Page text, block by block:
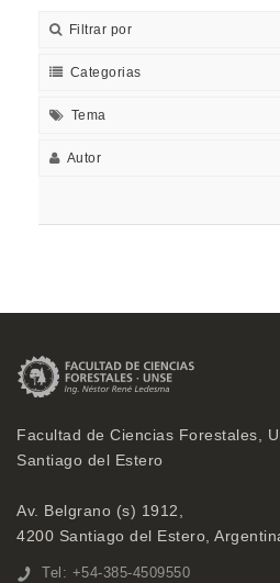
Filtrar por
Categorias
Tema
Autor
Facultad de Ciencias Forestales,
Santiago del Estero
Av. Belgrano (s) 1912,
4200 Santiago del Estero,
Tel: +54-385-4509550